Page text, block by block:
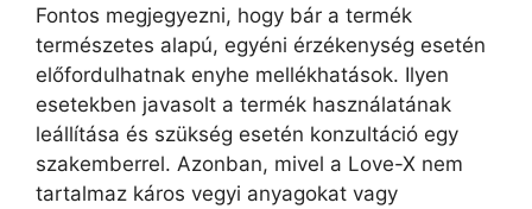
Fontos megjegyezni, hogy bár a termék
természetes alapú, egyéni érzékenység esetén
előfordulhatnak enyhe mellékhatások. Ilyen
esetekben javasolt a termék használatának
leállítása és szükség esetén konzultáció egy
szakemberrel. Azonban, mivel a Love-X nem
tartalmaz káros vegyi anyagokat vagy